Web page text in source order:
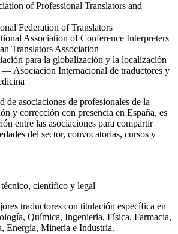
of Professional Translators and
Federation of Translators
Association of Conference Interpreters
Translators Association
para la globalización y la localización
— Asociación Internacional de traductores y
de asociaciones de profesionales de la
y corrección con presencia en España, es
entre las asociaciones para compartir
del sector, convocatorias, cursos y
científico y legal
traductores con titulación específica en
Química, Ingeniería, Física, Farmacia,
Energía, Minería e Industria.